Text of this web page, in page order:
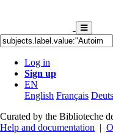
Log in
Sign up
EN
English Français
Curated by the Biblioteche
Help and documentation |